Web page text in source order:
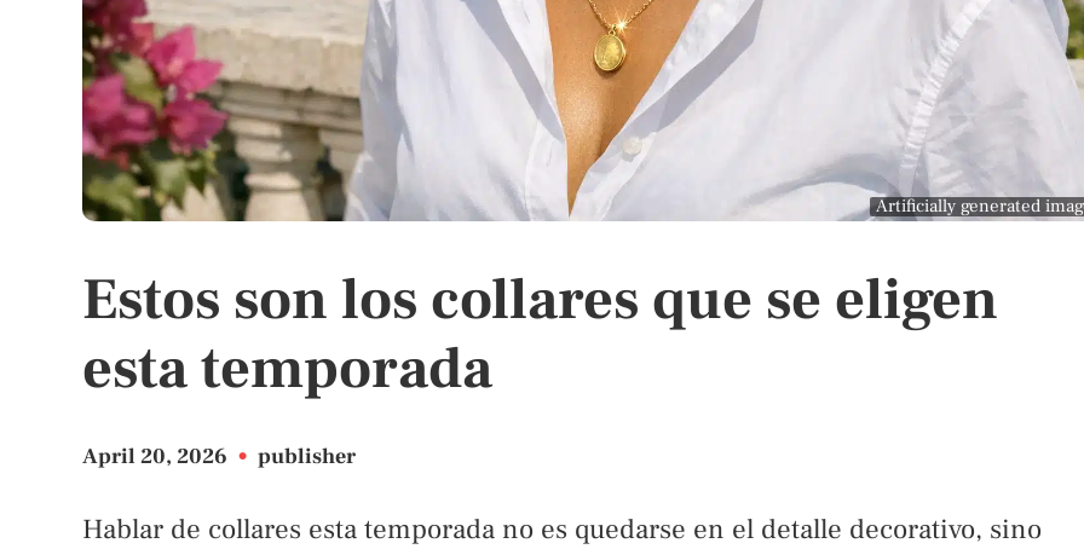
Artificially generated
Estos son los collares que se eligen
esta temporada
April 20, 2026 • publisher
Hablar de collares esta temporada no es quedarse en el detalle decorativo, sino